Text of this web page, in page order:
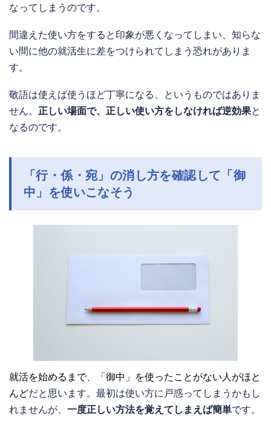
なってしまうのです。
間違えた使い方をすると印象が悪くなってしまい、知らな
い間に他の就活生に差をつけられてしまう恐れがありま
す。
敬語は使えば使うほど丁寧になる、というものではありま
せん。 正しい場面で、正しい使い方をしなければ逆効果と
なるのです。
「行・係・宛」の消し方を確認して「御
中」を使いこなそう
就活を始めるまで、「御中」を使ったことがない人がほと
んどだと思います。最初は使い方に戸惑ってしまうかもし
れませんが、 一度正しい方法を覚えてしまえば簡単です。